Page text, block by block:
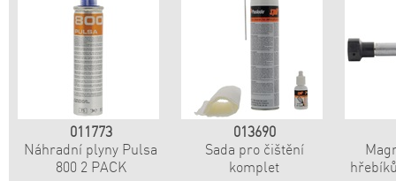
011773
Náhradní plyny Pulsa
800 2 PACK
013690
Sada pro čištění
komplet